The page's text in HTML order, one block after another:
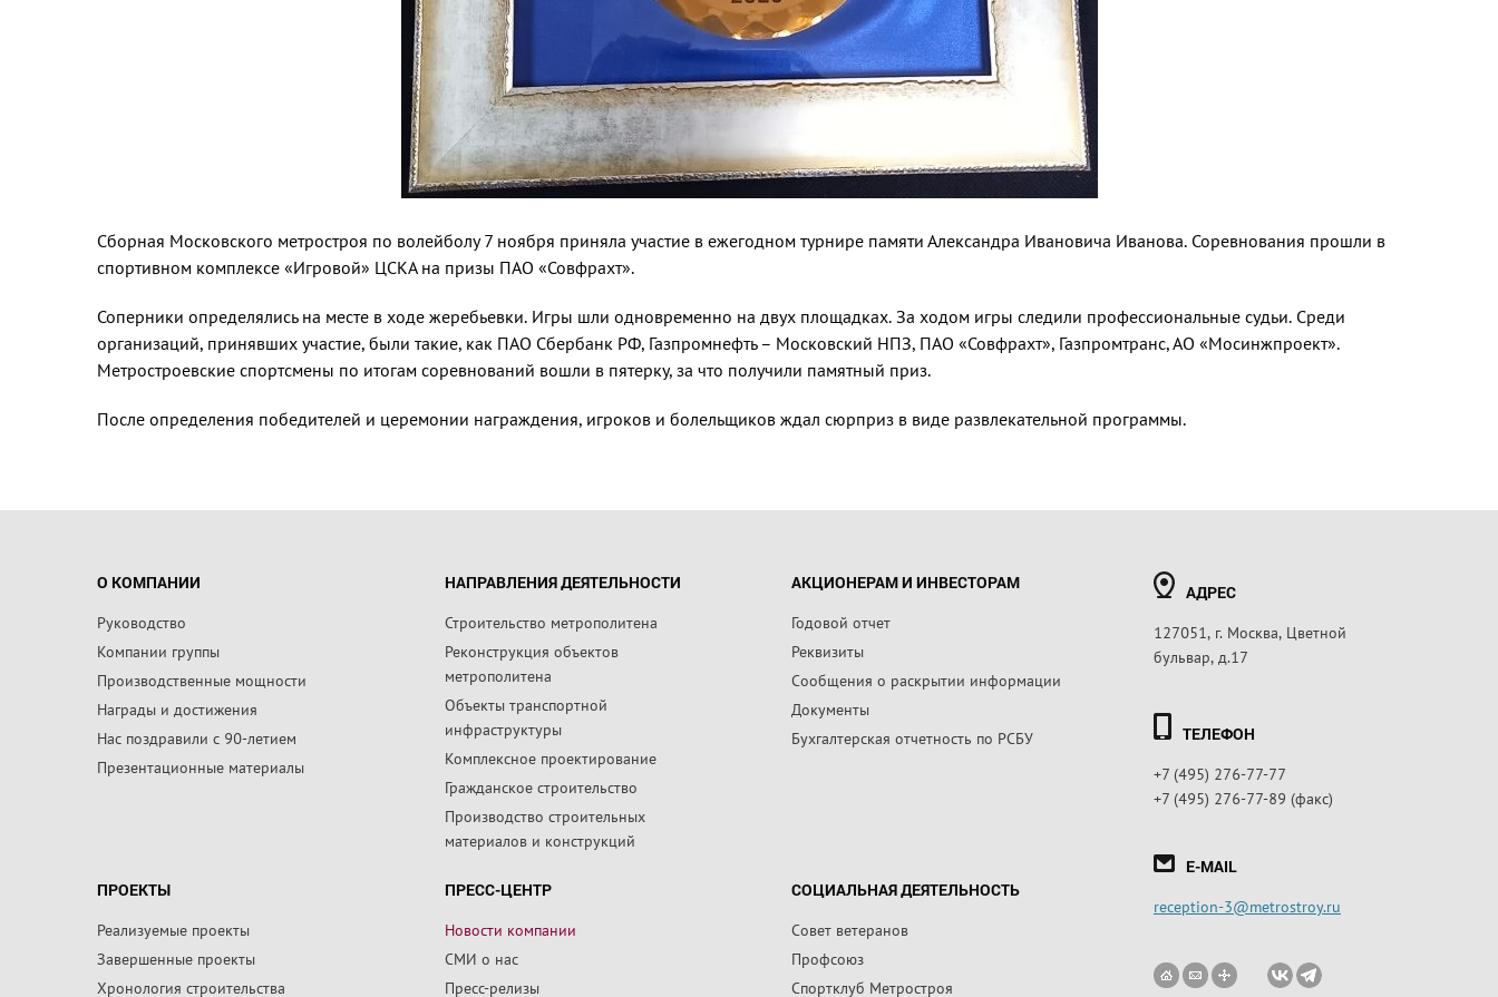
Сборная Московского метростроя по волейболу 7 ноября приняла участие в ежегодном турнире памяти Александра Ивановича Иванова. Соревнования прош­ли в
спортивном комплексе «Игровой» ЦСКА на призы ПАО «Совфрахт».
Соперники определялись на месте в ходе жеребьевки. Игры шли одновре­менно на двух площадках. За ходом игры следили профессиональные судьи. Среди
организаций, принявших участие, были такие, как ПАО Сбербанк РФ, Газпром­нефть – Московский НПЗ, ПАО «Сов­фрахт», Газпромтранс, АО «Мосинжпро­ект».
Метростроевские спортсмены по итогам соревнований вошли в пятерку, за что получили памятный приз.
После определения победителей и це­ремонии награждения, игроков и болель­щиков ждал сюрприз в виде развлекатель­ной программы.
О КОМПАНИИ
Руководство
Компании группы
Производственные мощности
Награды и достижения
Нас поздравили с 90-летием
Презентационные материалы
НАПРАВЛЕНИЯ ДЕЯТЕЛЬНОСТИ
Строительство метрополитена
Реконструкция объектов
метрополитена
Объекты транспортной
инфраструктуры
Комплексное проектирование
Гражданское строительство
Производство строительных
материалов и конструкций
АКЦИОНЕРАМ И ИНВЕСТОРАМ
Годовой отчет
Реквизиты
Сообщения о раскрытии информации
Документы
Бухгалтерская отчетность по РСБУ
ПРОЕКТЫ
Реализуемые проекты
Завершенные проекты
Хронология строительства
ПРЕСС-ЦЕНТР
Новости компании
СМИ о нас
Пресс-релизы
СОЦИАЛЬНАЯ ДЕЯТЕЛЬНОСТЬ
Совет ветеранов
Профсоюз
Спортклуб Метростроя
АДРЕС
127051, г. Москва, Цветной
бульвар, д.17
ТЕЛЕФОН
+7 (495) 276-77-77
+7 (495) 276-77-89 (факс)
E-MAIL
reception-3@metrostroy.ru